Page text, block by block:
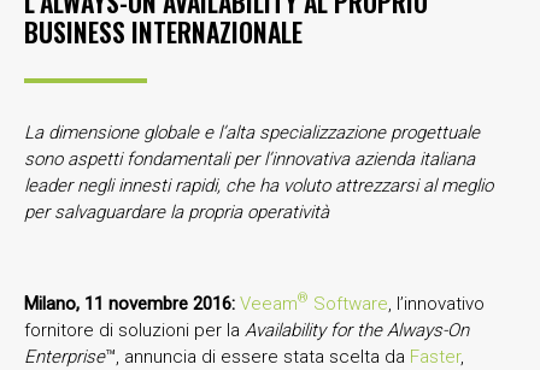
BUSINESS INTERNAZIONALE
La dimensione globale e l’alta specializzazione progettuale
sono aspetti fondamentali per l’innovativa azienda italiana
leader negli innesti rapidi, che ha voluto attrezzarsi al meglio
per salvaguardare la propria operatività
Milano, 11 novembre 2016: Veeam® Software, l’innovativo
fornitore di soluzioni per la Availability for the Always-On
Enterprise™, annuncia di essere stata scelta da Faster,